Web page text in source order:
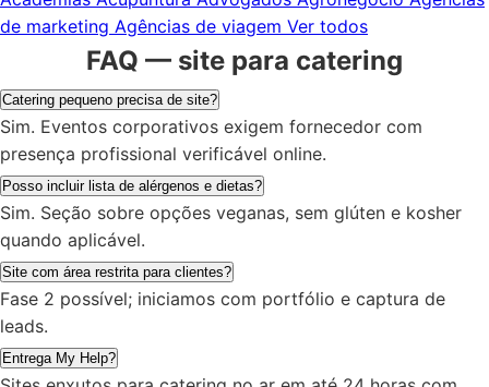
de marketing Agências de viagem Ver todos
FAQ — site para catering
Catering pequeno precisa de site?
Sim. Eventos corporativos exigem fornecedor com
presença profissional verificável online.
Posso incluir lista de alérgenos e dietas?
Sim. Seção sobre opções veganas, sem glúten e kosher
quando aplicável.
Site com área restrita para clientes?
Fase 2 possível; iniciamos com portfólio e captura de
leads.
Entrega My Help?